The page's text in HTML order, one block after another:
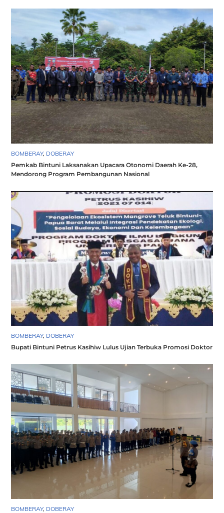
BOMBERAY, DOBERAY
Pemkab Bintuni Laksanakan Upacara Otonomi Daerah Ke-28,
Mendorong Program Pembangunan Nasional
BOMBERAY, DOBERAY
Bupati Bintuni Petrus Kasihiw Lulus Ujian Terbuka Promosi Doktor
BOMBERAY, DOBERAY